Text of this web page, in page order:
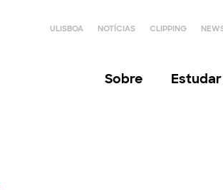
ULISBOA NOTÍCIAS CLIPPING
Sobre Estudar